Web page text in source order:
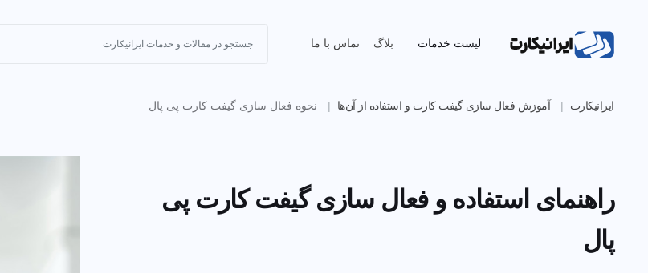
لیست خدمات بلاگ تماس با ما
ایرانیکارت آموزش فعال سازی گیفت کارت و استفاده از آن‌ها نحوه فعال سازی گیفت کارت پی پال
راهنمای استفاده و فعال سازی گیفت کارت پی پال